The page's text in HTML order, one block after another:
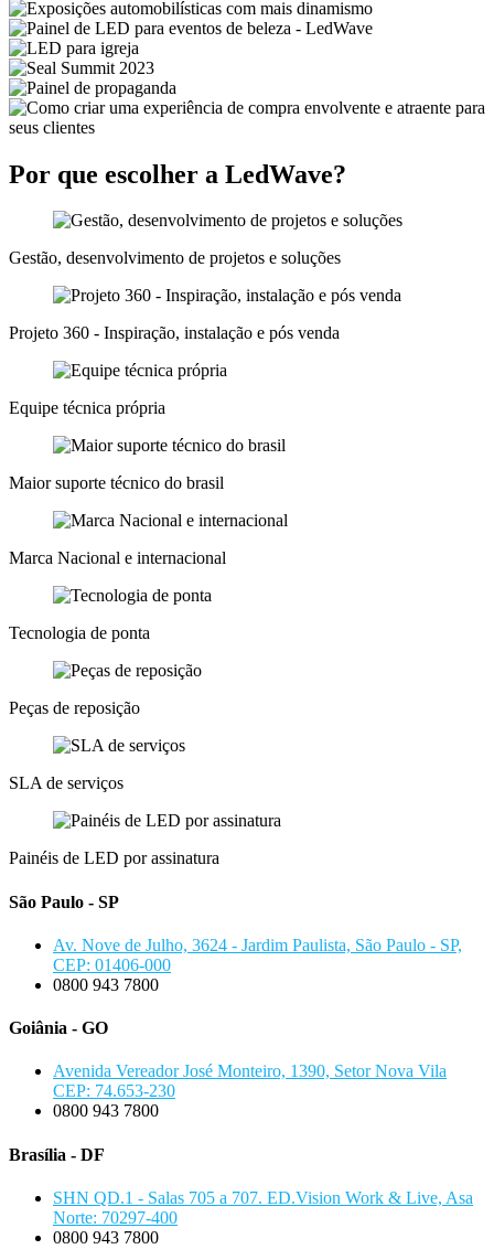
Por que escolher a LedWave?
Gestão, desenvolvimento de projetos e soluções
Projeto 360 - Inspiração, instalação e pós venda
Equipe técnica própria
Maior suporte técnico do brasil
Marca Nacional e internacional
Tecnologia de ponta
Peças de reposição
SLA de serviços
Painéis de LED por assinatura
São Paulo - SP
Av. Nove de Julho, 3624 - Jardim Paulista, São Paulo - SP,
CEP: 01406-000
0800 943 7800
Goiânia - GO
Avenida Vereador José Monteiro, 1390, Setor Nova Vila
CEP: 74.653-230
0800 943 7800
Brasília - DF
SHN QD.1 - Salas 705 a 707. ED.Vision Work & Live, Asa
Norte: 70297-400
0800 943 7800